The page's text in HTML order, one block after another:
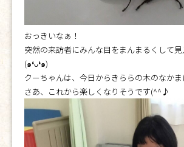
おっきいなぁ！
突然の来訪者にみんな目をまんまるくして
(๑❛ᴗ❛๑)
クーちゃんは、今日からきららの木のなかま
さあ、これから楽しくなりそうです(^^♪